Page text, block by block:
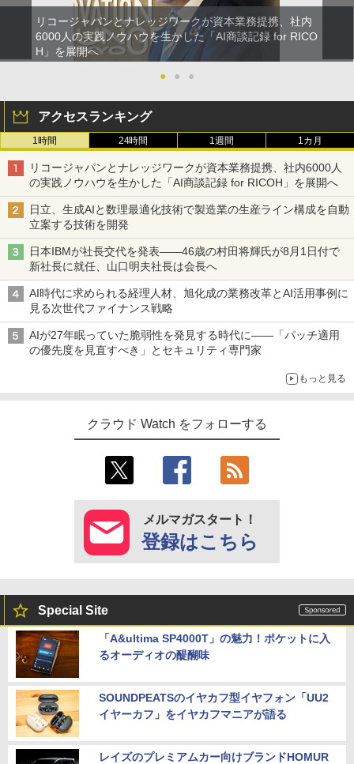
リコージャパンとナレッジワークが資本業務提携、社内
6000人の実践ノウハウを生かした「AI商談記録 for RICO
H」を展開へ
●
● ●
アクセスランキング
1時間 24時間 1週間 1カ月
リコージャパンとナレッジワークが資本業務提携、社内6000人
の実践ノウハウを生かした「AI商談記録 for RICOH」を展開へ
日立、生成AIと数理最適化技術で製造業の生産ライン構成を自動
立案する技術を開発
日本IBMが社長交代を発表――46歳の村田将輝氏が8月1日付で
新社長に就任、山口明夫社長は会長へ
AI時代に求められる経理人材、旭化成の業務改革とAI活用事例に
見る次世代ファイナンス戦略
AIが27年眠っていた脆弱性を発見する時代に――「パッチ適用
の優先度を見直すべき」とセキュリティ専門家
もっと見る
クラウド Watch をフォローする
メルマガスタート！
登録はこちら
Special Site
「A&ultima SP4000T」の魅力！ポケットに入
るオーディオの醍醐味
SOUNDPEATSのイヤカフ型イヤフォン「UU2
イヤーカフ」をイヤカフマニアが語る
レイズのプレミアムカー向けブランドHOMUR